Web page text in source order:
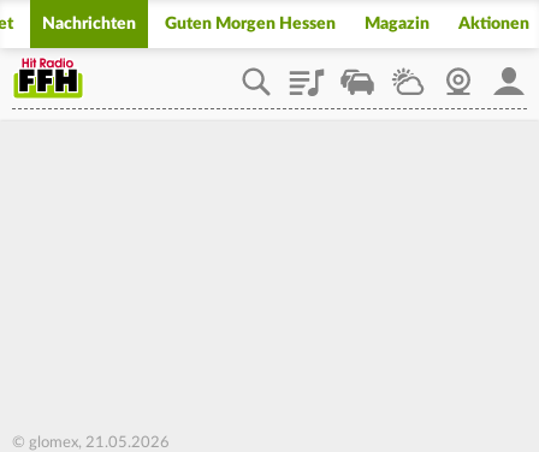
Nachrichten Guten Morgen Hessen Magazin Aktionen
PlaylistStaupilotWetterWebcam
© glomex, 21.05.2026